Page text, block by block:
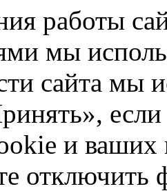
работы
мы
сайта мы
если
и
отключить